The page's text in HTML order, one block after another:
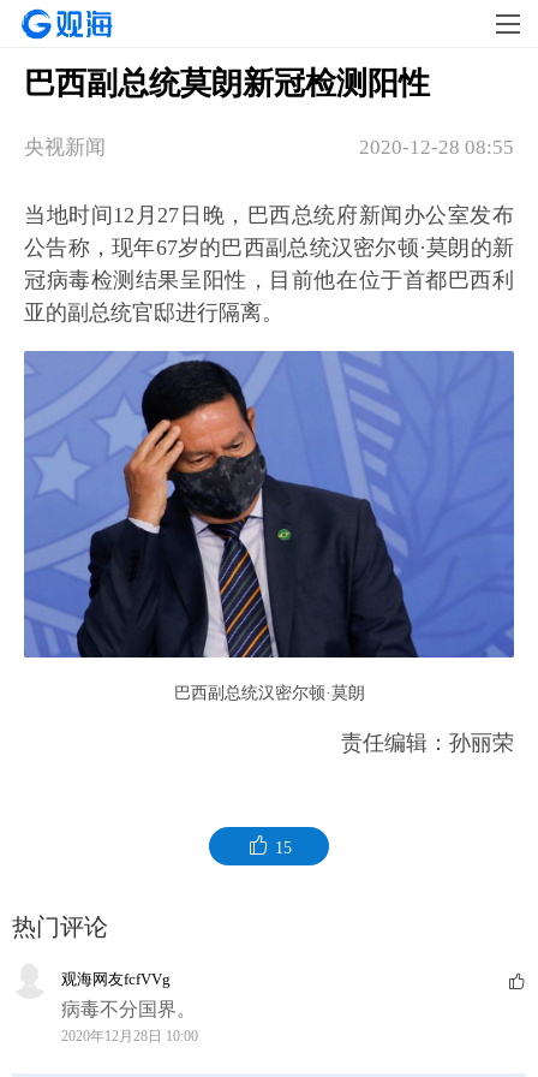
巴西副总统莫朗新冠检测阳性
2020-12-28 08:55
央视新闻
当地时间12月27日晚，巴西总统府新闻办公室发布
公告称，现年67岁的巴西副总统汉密尔顿·莫朗的新
冠病毒检测结果呈阳性，目前他在位于首都巴西利
亚的副总统官邸进行隔离。
巴西副总统汉密尔顿·莫朗
责任编辑：孙丽荣
15
热门评论
观海网友fcfVVg
病毒不分国界。
2020年12月28日 10:00